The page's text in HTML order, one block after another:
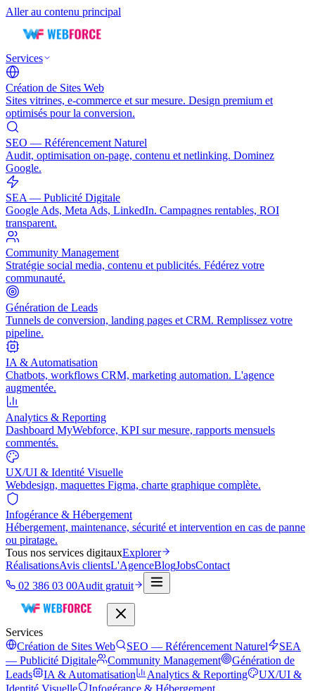
Aller au contenu principal
Services
Création de Sites Web
Sites vitrines, e-commerce et sur mesure. Design premium et
optimisés pour la conversion.
SEO — Référencement Naturel
Audit, optimisation on-page, contenu et netlinking. Dominez
Google.
SEA — Publicité Digitale
Google Ads, Meta Ads, LinkedIn. Campagnes rentables, ROI
transparent.
Community Management
Stratégie social media, contenu et publicités. Fédérez votre
communauté.
Génération de Leads
Tunnels de conversion, landing pages et CRM. Remplissez votre
pipeline.
IA & Automatisation
Chatbots, workflows CRM, marketing automation. L'agence
augmentée.
Analytics & Reporting
Dashboard MyWebforce, KPI sur mesure, rapports mensuels
commentés.
UX/UI & Identité Visuelle
Webdesign, maquettes Figma, charte graphique complète.
Infogérance & Hébergement
Hébergement, maintenance, sécurité et intervention en cas de panne
ou piratage.
Tous nos services digitauxExplorer
RéalisationsAvis clientsL'AgenceBlogJobsContact
02 386 03 00Audit gratuit
Services
Création de Sites Web
SEO — Référencement Naturel
SEA
— Publicité Digitale
Community Management
Génération de
Leads
IA & Automatisation Analytics & Reporting
UX/UI &
Identité Visuelle
Infogérance & Hébergement